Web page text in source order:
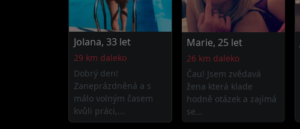
Jolana, 33 let
29 km daleko
Dobrý den!
Zaneprázdněná a s
málo volným časem
kvůli práci,...
Marie, 25 let
26 km daleko
Čau! Jsem zvědavá
žena která klade
hodně otázek a zajímá
se...